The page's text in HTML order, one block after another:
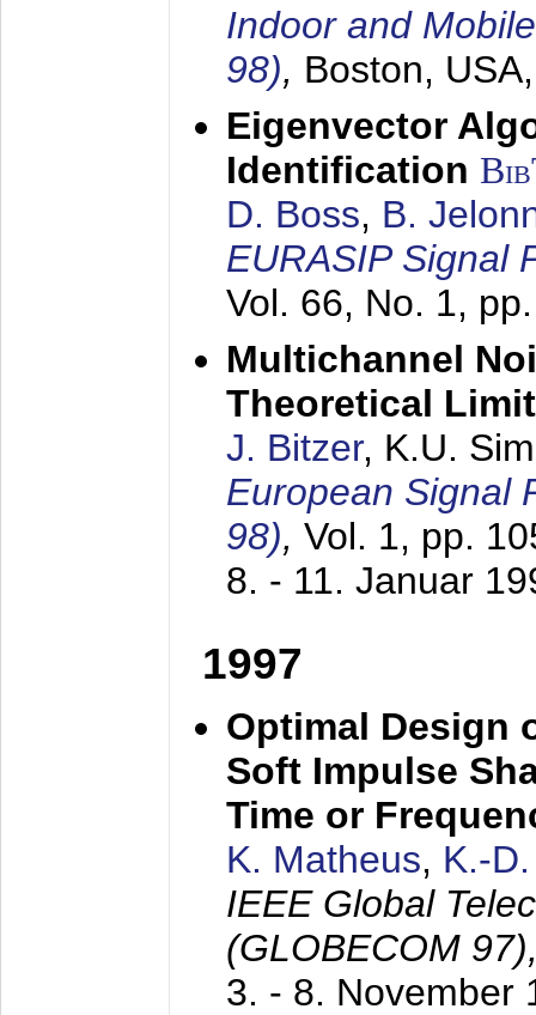
Indoor and
98), Boston,
Eigenvector
Identification
D. Boss, B.
EURASIP Signal
Vol. 66, No. 1,
Multichannel
Theoretical
J. Bitzer, K.U.
European Signal
98), Vol. 1, pp.
8. - 11. Januar
1997
Optimal Design
Soft Impulse
Time or
K. Matheus, K.-
IEEE Global
(GLOBECOM
3. - 8. November